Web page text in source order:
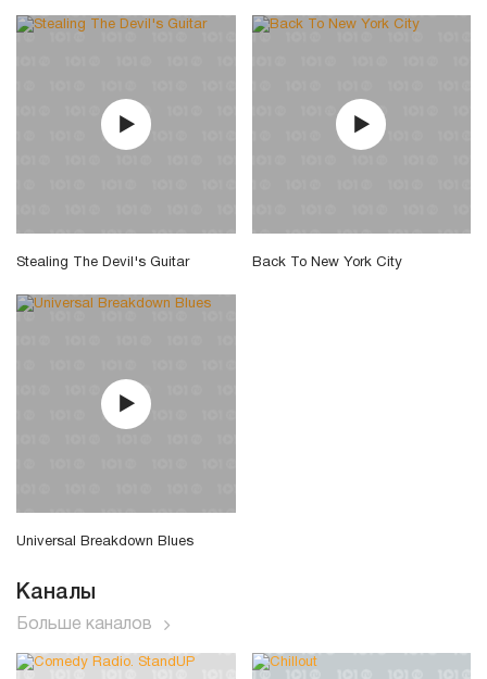
Stealing The Devil's Guitar Back To New York City
Universal Breakdown Blues
Каналы
Больше каналов